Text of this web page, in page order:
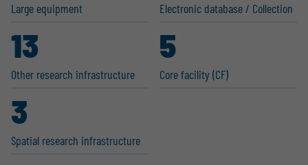
Large equipment Electronic database / Collection
Other research infras­tructure
13
Core facility (CF)
5
Spatial research infras­tructure
3